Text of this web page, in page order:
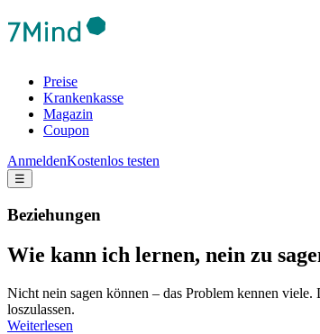
Preise
Krankenkasse
Magazin
Coupon
AnmeldenKostenlos testen
☰
Beziehungen
Wie kann ich lernen, nein zu
Nicht nein sagen können – das Problem kennen
loszulassen.
Weiterlesen